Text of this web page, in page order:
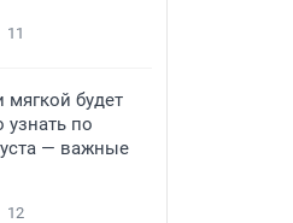
11
будет
по
— важные
12